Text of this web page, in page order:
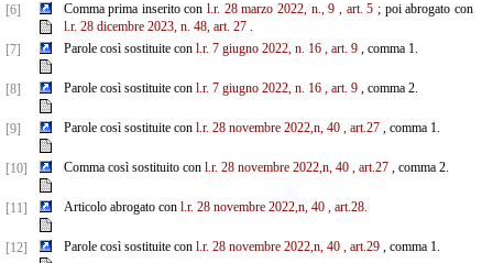
[6] Comma prima inserito conl.r. 28 marzo 2022, n., 9 , art. 5 ; poi abrogato con
l.r. 28 dicembre 2023, n. 48, art. 27.
[7]
Parole così sostituite con l.r. 7 giugno 2022, n. 16 , art. 9, comma 1.
[8] Parole così sostituite con l.r. 7 giugno 2022, n. 16 , art. 9, comma 2.
[9] Parole così sostituite con l.r. 28 novembre 2022,n, 40 , art.27, comma 1.
[10] Comma così sostituito con l.r. 28 novembre 2022,n, 40 , art.27, comma 2.
[11] Articolo abrogato con l.r. 28 novembre 2022,n, 40 , art.28.
[12] Parole così sostituite con l.r. 28 novembre 2022,n, 40 , art.29, comma 1.